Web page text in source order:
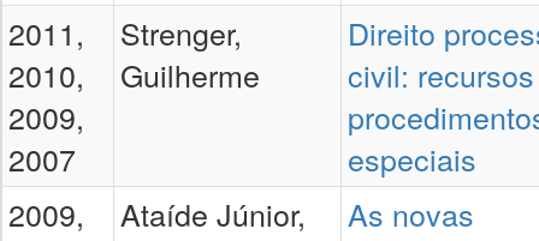
2011,
2010,
2009,
2007
Strenger,
Guilherme
Direito
civil:
especiais
2009,
Ataíde Júnior,
As novas